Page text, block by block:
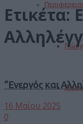
Ετικέτα:
“Ενεργός και
16 Μαΐου 2025
0